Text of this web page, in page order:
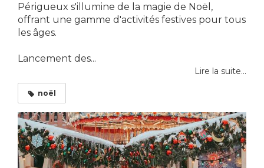
Périgueux s'illumine de la magie de Noël,
offrant une gamme d'activités festives pour tous
les âges.
Lancement des...
Lire la suite...
noël